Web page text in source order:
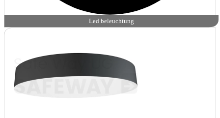
Led beleuchtung